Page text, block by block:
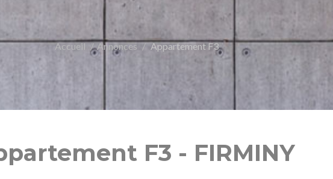
Accueil Annonces Appartement F3
F3 - FIRMINY